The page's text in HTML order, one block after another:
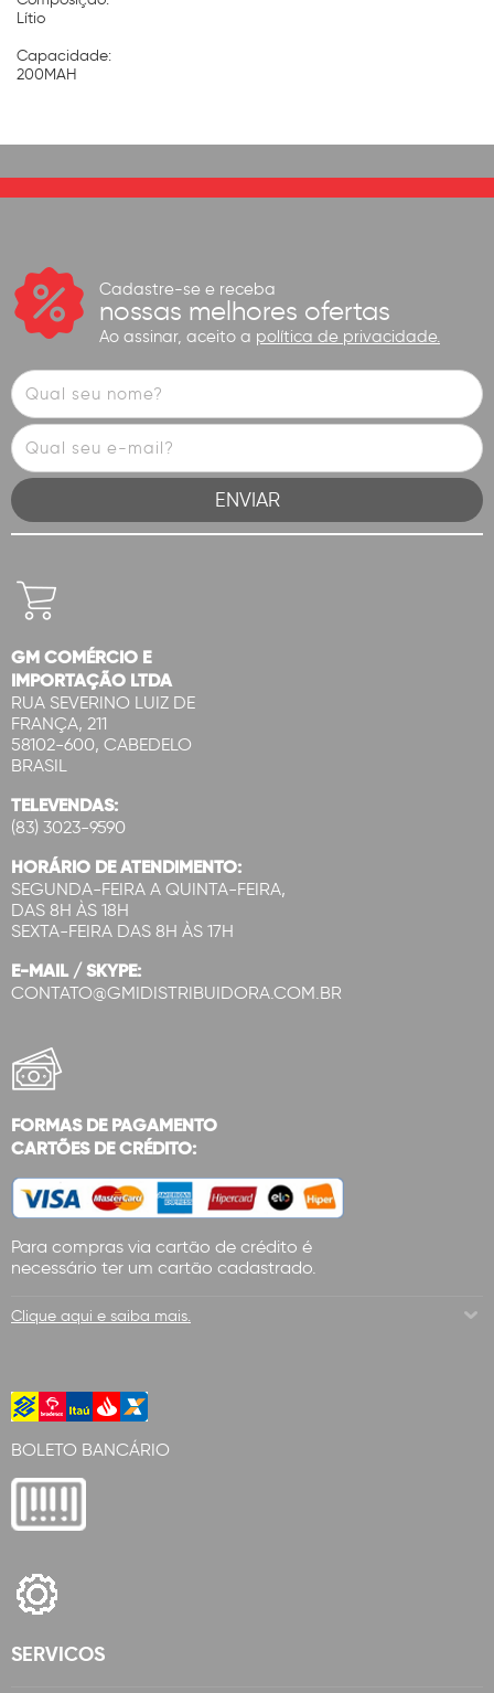
Lítio
Capacidade:
200MAH
Cadastre-se e receba
nossas melhores ofertas
Ao assinar, aceito a política de privacidade.
GM COMÉRCIO E
IMPORTAÇÃO LTDA
RUA SEVERINO LUIZ DE
FRANÇA, 211
58102-600, CABEDELO
BRASIL
TELEVENDAS:
(83) 3023-9590
HORÁRIO DE ATENDIMENTO:
SEGUNDA-FEIRA A QUINTA-FEIRA,
DAS 8H ÀS 18H
SEXTA-FEIRA DAS 8H ÀS 17H
E-MAIL / SKYPE:
CONTATO@GMIDISTRIBUIDORA.COM.BR
FORMAS DE PAGAMENTO
CARTÕES DE CRÉDITO:
Para compras via cartão de crédito é
necessário ter um cartão cadastrado.
Clique aqui e saiba mais.
BOLETO BANCÁRIO
SERVICOS